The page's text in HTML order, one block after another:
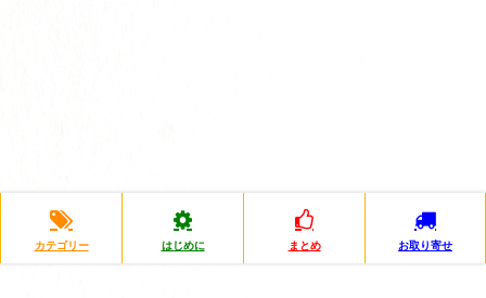
カテゴリー はじめに まとめ お取り寄せ